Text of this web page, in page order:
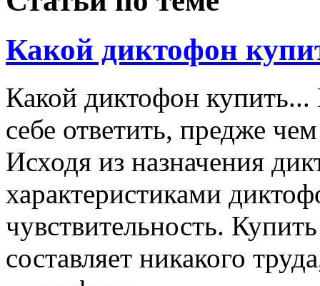
Какой диктофон
Какой диктофон
себе ответить, предже
Исходя из назначения
характеристиками
чувствительность.
составляет никакого